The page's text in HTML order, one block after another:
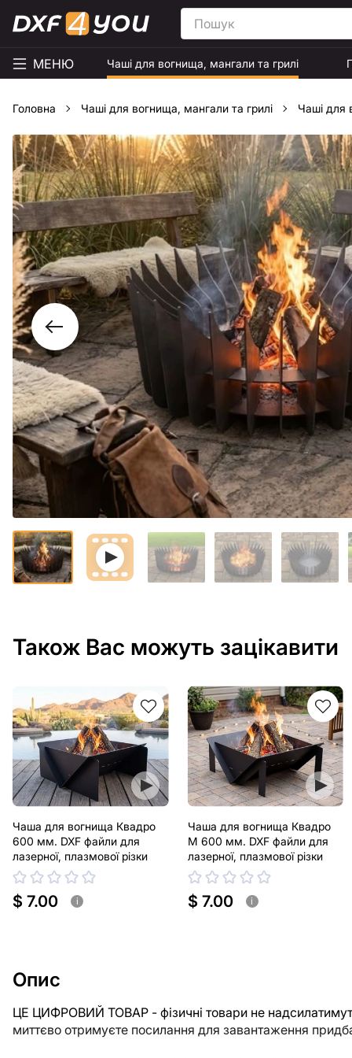
МЕНЮ Чаші для вогнища, мангали та грилі
Головна Чаші для вогнища, мангали та грилі Чаші для
Також Вас можуть зацікавити
Чаша для вогнища Квадро
600 мм. DXF файли для
лазерної, плазмової різки
$ 7.00 i
Чаша для вогнища Квадро
М 600 мм. DXF файли для
лазерної, плазмової різки
$ 7.00 i
Опис
ЦЕ ЦИФРОВИЙ ТОВАР - фізичні товари не
миттєво отримуєте посилання для завантаження